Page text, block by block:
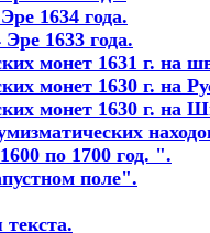
1634 года.
1633 года.
монет 1631 г. на
монет 1630 г. на
монет 1630 г. на
по 1700 год. ".
поле".
текста.